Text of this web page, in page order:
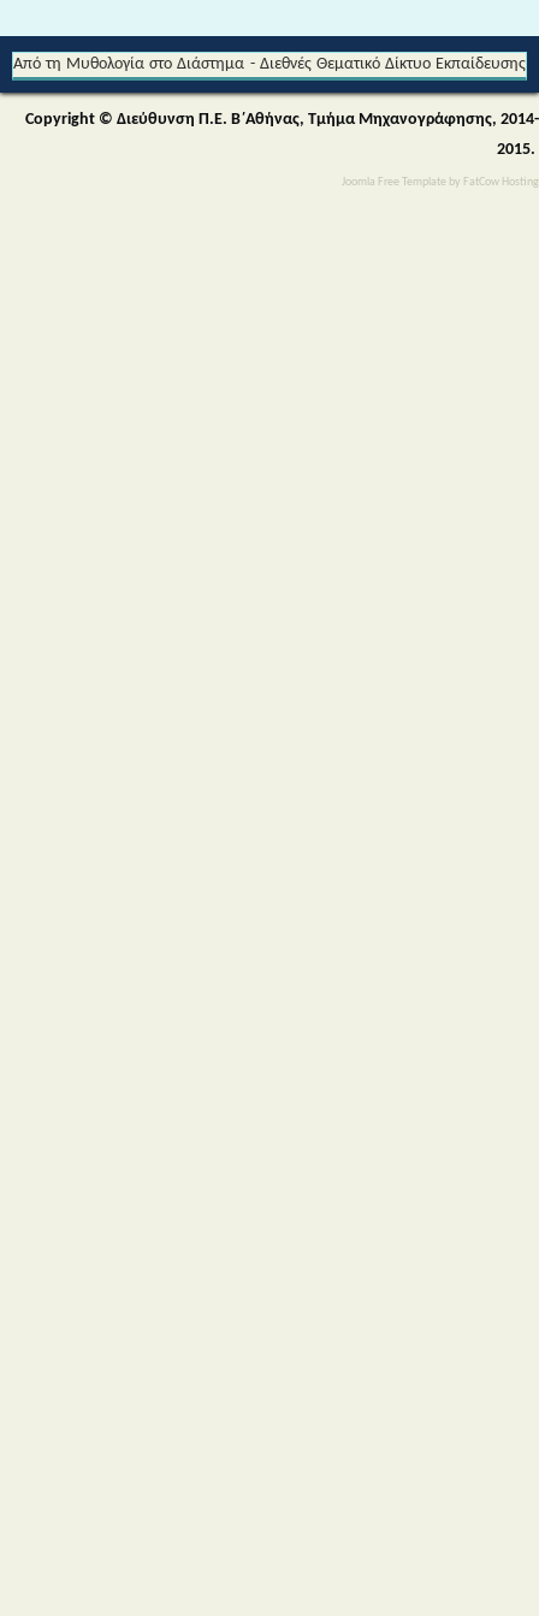
Joomla Free Template by FatCow Hosting
Από τη Μυθολογία στο Διάστημα - Διεθνές Θεματικό Δίκτυο Εκπαίδευσης
για την Αειφορία (Περιβαλλοντικής & Πολιτιστικής Εκπαίδευσης)
Copyright © Διεύθυνση Π.Ε. Β΄Αθήνας, Τμήμα Μηχανογράφησης, 2014-
2015.